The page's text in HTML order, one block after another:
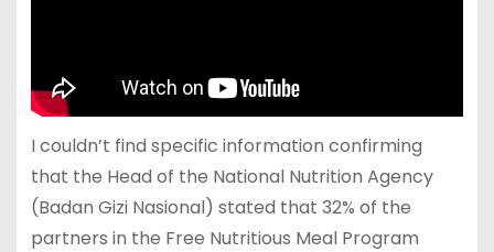
I couldn’t find specific information confirming
that the Head of the National Nutrition Agency
(Badan Gizi Nasional) stated that 32% of the
partners in the Free Nutritious Meal Program